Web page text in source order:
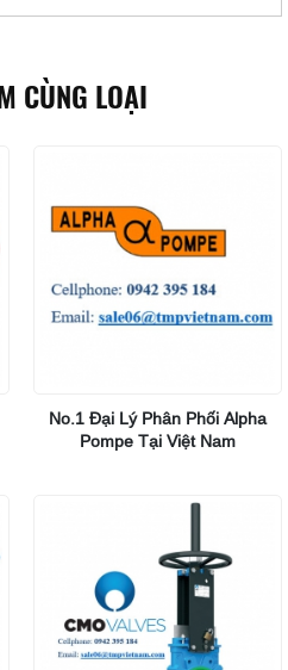
CÙNG LOẠI
No.1 Đại Lý Phân Phối Alpha
Pompe Tại Việt Nam